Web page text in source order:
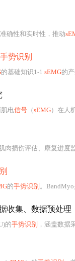
确性和实时性，推动
手势识别
的基础知识1-1 sEMG的
电信号 （sEMG）在人机
运动科学（运动员表现分析、训练方法优化）
的手势识别 。
收集、数据预处理
的手势识别 ，涵盖数据